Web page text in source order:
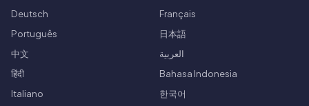
Deutsch
Français
Português
日本語
中文
العربية
हिंदी
Bahasa Indonesia
Italiano
한국어